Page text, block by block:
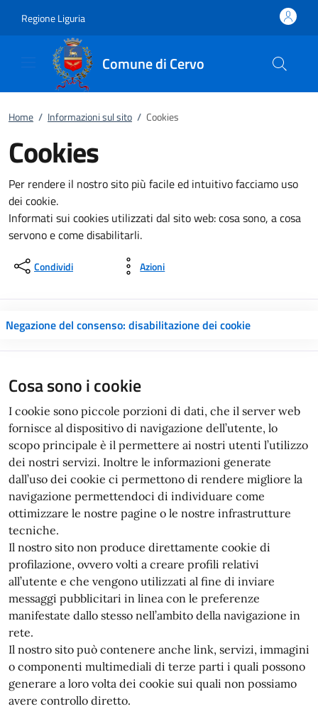
Regione Liguria
Comune di Cervo
Home / Informazioni sul sito / Cookies
Cookies
Per rendere il nostro sito più facile ed intuitivo facciamo uso
dei cookie.
Informati sui cookies utilizzati dal sito web: cosa sono, a cosa
servono e come disabilitarli.
Condividi Azioni
Negazione del consenso: disabilitazione dei cookie
Cosa sono i cookie
I cookie sono piccole porzioni di dati, che il server web
fornisce al dispositivo di navigazione dell’utente, lo
scopo principale è il permettere ai nostri utenti l’utilizzo
dei nostri servizi. Inoltre le informazioni generate
dall’uso dei cookie ci permettono di rendere migliore la
navigazione permettendoci di individuare come
ottimizzare le nostre pagine o le nostre infrastrutture
tecniche.
Il nostro sito non produce direttamente cookie di
profilazione, ovvero volti a creare profili relativi
all’utente e che vengono utilizzati al fine di inviare
messaggi pubblicitari in linea con le preferenze
manifestate dallo stesso nell’ambito della navigazione in
rete.
Il nostro sito può contenere anche link, servizi, immagini
o componenti multimediali di terze parti i quali possono
generare a loro volta dei cookie sui quali non possiamo
avere controllo diretto.